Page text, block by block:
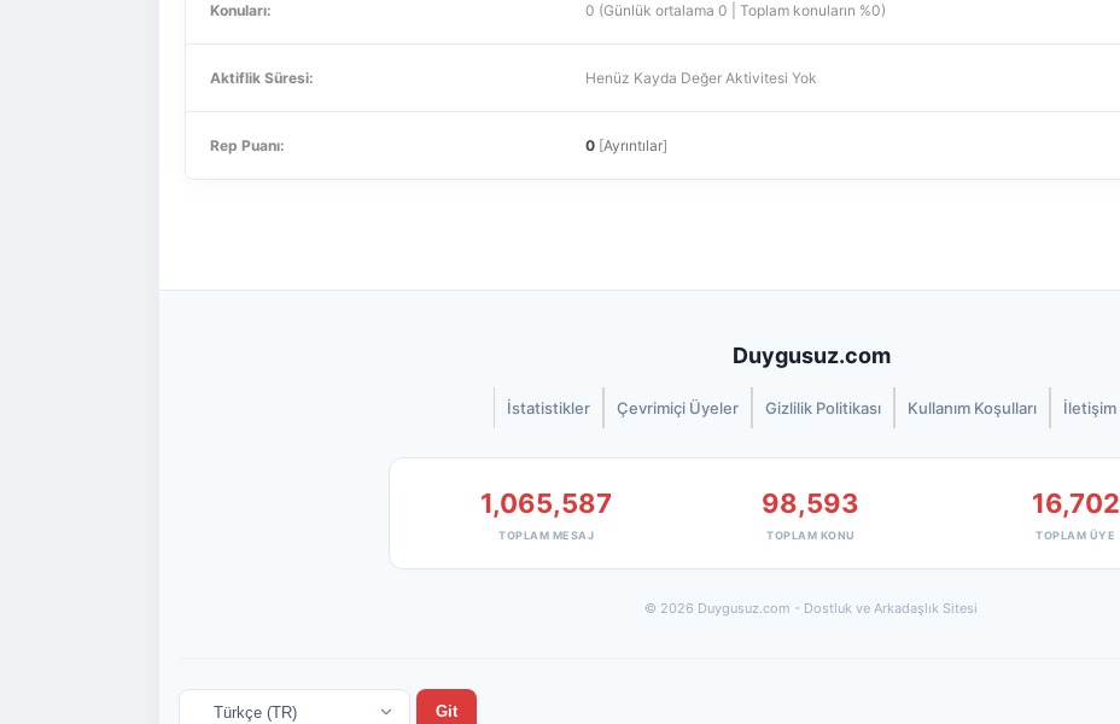
Konuları: 0 (Günlük ortalama 0 | Toplam konuların %0)
Aktiflik Süresi: Henüz Kayda Değer Aktivitesi Yok
Rep Puanı: 0 [Ayrıntılar]
Duygusuz.com
İstatistikler Çevrimiçi Üyeler Gizlilik Politikası Kullanım Koşulları İletişim
1,065,587
TOPLAM MESAJ
98,593
TOPLAM KONU
16,702
TOPLAM ÜYE
© 2026 Duygusuz.com - Dostluk ve Arkadaşlık Sitesi